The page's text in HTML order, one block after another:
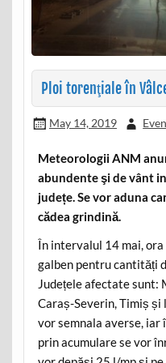
Ploi torenţiale în
May 14, 2019
Meteorologii ANM
abundente şi de vânt
județe. Se vor aduna
cădea grindină.
În intervalul 14 mai, ora
galben pentru cantități
Județele afectate sunt:
Caraș-Severin, Timiș și
vor semnala averse,
prin acumulare se vor